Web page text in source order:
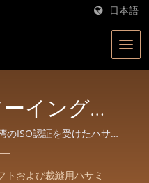
日本語
イングバ
Pro
以上の経
ISO認証を受けたハサミ
のプロ用シザー
トおよび裁縫用ハサミ